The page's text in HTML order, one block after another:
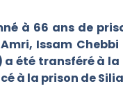
à 66 ans de
Issam
été transféré à
à la prison de